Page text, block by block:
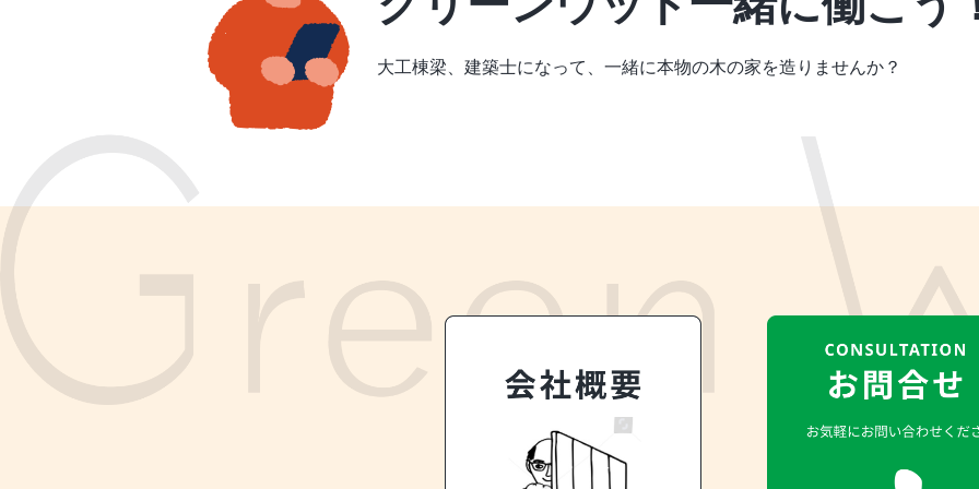
大工棟梁、建築士になって、 一緒に本物の木の家を造りませんか？